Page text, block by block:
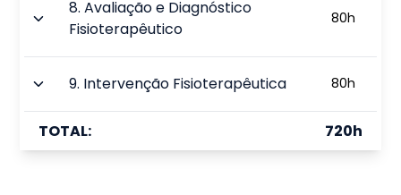
8.Avaliação e Diagnóstico
Fisioterapêutico
80h
9. Intervenção Fisioterapêutica 80h
TOTAL: 720h